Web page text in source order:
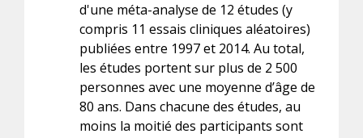
d'une méta-analyse de 12 études (y
compris 11 essais cliniques aléatoires)
publiées entre 1997 et 2014. Au total,
les études portent sur plus de 2 500
personnes avec une moyenne d’âge de
80 ans. Dans chacune des études, au
moins la moitié des participants sont